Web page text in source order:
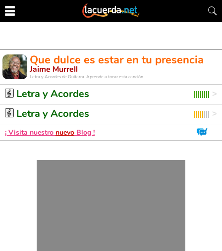
Que dulce es estar en tu presencia
Jaime Murrell
Letra y Acordes de Guitarra. Aprende a tocar esta canción
Letra y Acordes
Letra y Acordes
¡ Visita nuestro nuevo Blog !